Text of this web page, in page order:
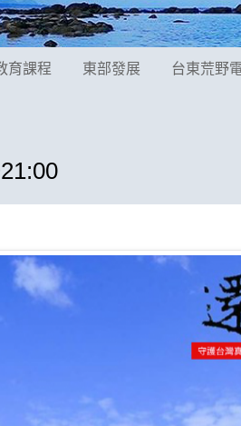
育課程 東部發展 台東荒野